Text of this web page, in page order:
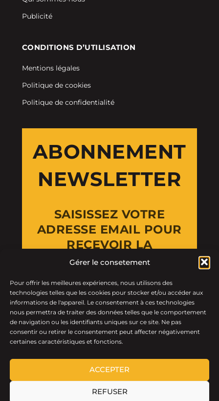
Gérer le consetement
Pour offrir les meilleures expériences, nous utilisons des
technologies telles que les cookies pour stocker et/ou accéder aux
informations de l'appareil. Le consentement à ces technologies
nous permettra de traiter des données telles que le comportement
de navigation ou les identifiants uniques sur ce site. Ne pas
consentir ou retirer le consentement peut affecter négativement
certaines caractéristiques et fonctions.
ACCEPTER
REFUSER
Publicité
CONDITIONS D’UTILISATION
Mentions légales
Politique de cookies
Politique de confidentialité
ABONNEMENT
NEWSLETTER
SAISISSEZ VOTRE
ADRESSE EMAIL POUR
RECEVOIR LA
NEWSLETTER
Email Address